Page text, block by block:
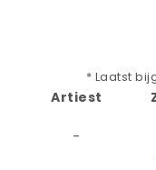
* Laatst
Artiest
-